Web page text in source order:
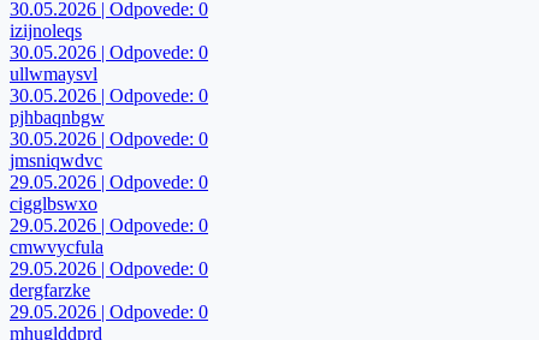
30.05.2026 | Odpovede: 0
izijnoleqs
30.05.2026 | Odpovede: 0
ullwmaysvl
30.05.2026 | Odpovede: 0
pjhbaqnbgw
30.05.2026 | Odpovede: 0
jmsniqwdvc
29.05.2026 | Odpovede: 0
cigglbswxo
29.05.2026 | Odpovede: 0
cmwvycfula
29.05.2026 | Odpovede: 0
dergfarzke
29.05.2026 | Odpovede: 0
mhuglddprd